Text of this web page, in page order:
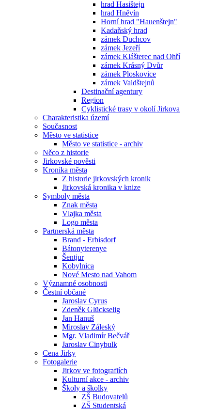
hrad Hasištejn
hrad Hněvín
Horní hrad "Hauenštejn"
Kadaňský hrad
zámek Duchcov
zámek Jezeří
zámek Klášterec nad Ohří
zámek Krásný Dvůr
zámek Ploskovice
zámek Valdštejnů
Destinační agentury
Region
Cyklistické trasy v okolí Jirkova
Charakteristika území
Současnost
Město ve statistice
Město ve statistice - archiv
Něco z historie
Jirkovské pověsti
Kronika města
Z historie jirkovských kronik
Jirkovská kronika v knize
Symboly města
Znak města
Vlajka města
Logo města
Partnerská města
Brand - Erbisdorf
Bátonyterenye
Šentjur
Kobylnica
Nové Mesto nad Vahom
Významné osobnosti
Čestní občané
Jaroslav Cyrus
Zdeněk Glückselig
Jan Hanuš
Miroslav Záleský
Mgr. Vladimír Bečvář
Jaroslav Cinybulk
Cena Jirky
Fotogalerie
Jirkov ve fotografiích
Kulturní akce - archiv
Školy a školky
ZŠ Budovatelů
ZŠ Studentská